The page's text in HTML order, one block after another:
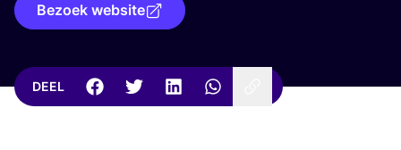
Bezoek website
DEEL